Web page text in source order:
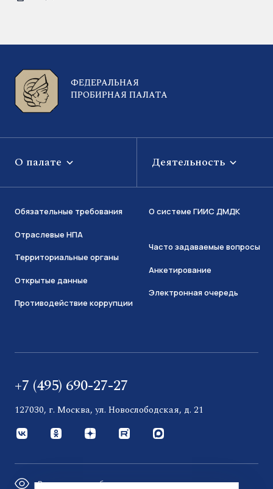
ФЕДЕРАЛЬНАЯ
ПРОБИРНАЯ ПАЛАТА
О палате Деятельность
Обязательные требования
Отраслевые НПА
Территориальные органы
Открытые данные
Противодействие коррупции
О системе ГИИС ДМДК
Часто задаваемые вопросы
Анкетирование
Электронная очередь
+7 (495) 690-27-27
127030, г. Москва, ул. Новослободская, д. 21
Версия для слабовидящих